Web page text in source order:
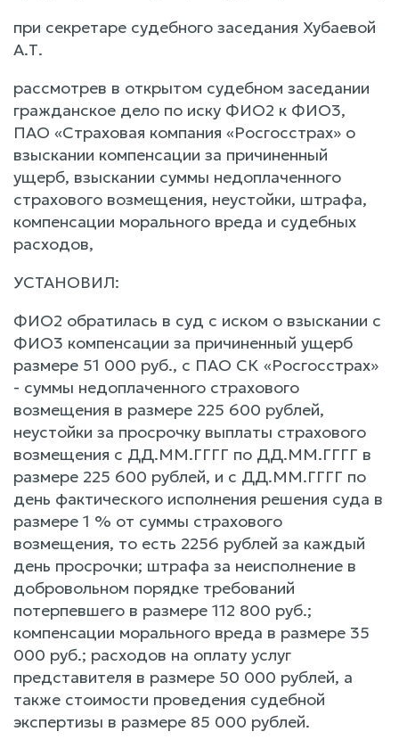
при секретаре судебного заседания Хубаевой
А.Т.
рассмотрев в открытом судебном заседании
гражданское дело по иску ФИО2 к ФИО3,
ПАО «Страховая компания «Росгосстрах» о
взыскании компенсации за причиненный
ущерб, взыскании суммы недоплаченного
страхового возмещения, неустойки, штрафа,
компенсации морального вреда и судебных
расходов,
УСТАНОВИЛ:
ФИО2 обратилась в суд с иском о взыскании с
ФИО3 компенсации за причиненный ущерб
размере 51 000 руб., с ПАО СК «Росгосстрах»
- суммы недоплаченного страхового
возмещения в размере 225 600 рублей,
неустойки за просрочку выплаты страхового
возмещения с ДД.ММ.ГГГГ по ДД.ММ.ГГГГ в
размере 225 600 рублей, и с ДД.ММ.ГГГГ по
день фактического исполнения решения суда в
размере 1 % от суммы страхового
возмещения, то есть 2256 рублей за каждый
день просрочки; штрафа за неисполнение в
добровольном порядке требований
потерпевшего в размере 112 800 руб.;
компенсации морального вреда в размере 35
000 руб.; расходов на оплату услуг
представителя в размере 50 000 рублей, а
также стоимости проведения судебной
экспертизы в размере 85 000 рублей.